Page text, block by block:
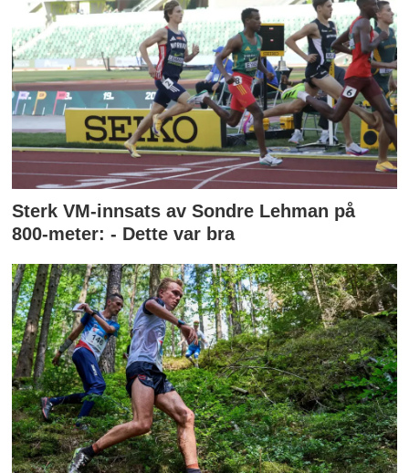
Sterk VM-innsats av Sondre Lehman på
800-meter: - Dette var bra